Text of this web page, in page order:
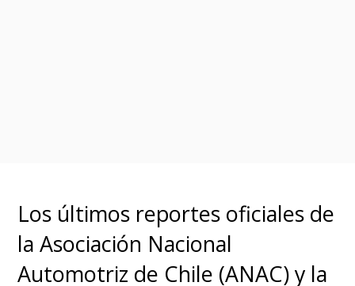
Los últimos reportes oficiales de
la Asociación Nacional
Automotriz de Chile (ANAC) y la